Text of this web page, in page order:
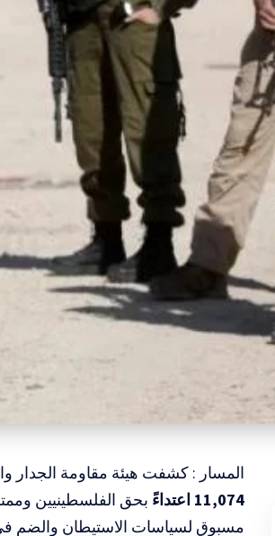
المسار : كشفت هيئة مقاومة الجدار
11,074 اعتداءً
مسبوق لسياسات الاستيطان والضم